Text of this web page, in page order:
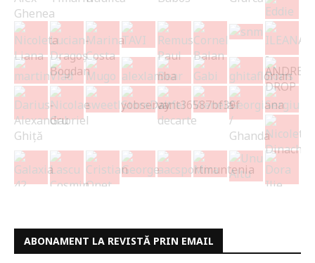
ABONAMENT LA REVISTĂ PRIN EMAIL